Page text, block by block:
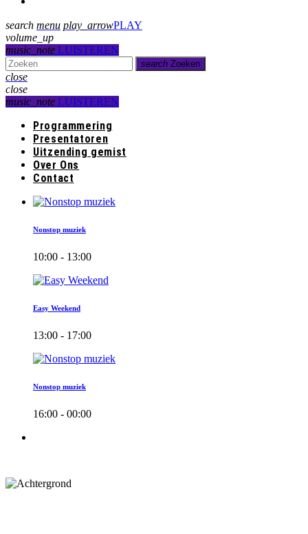
search menu play_arrowPLAY
volume_up
music_note LUISTEREN
search Zoeken
close
close
music_note LUISTEREN
Programmering
Presentatoren
Uitzending gemist
Over Ons
Contact
Nonstop muziek
10:00 - 13:00
Easy Weekend
13:00 - 17:00
Nonstop muziek
16:00 - 00:00